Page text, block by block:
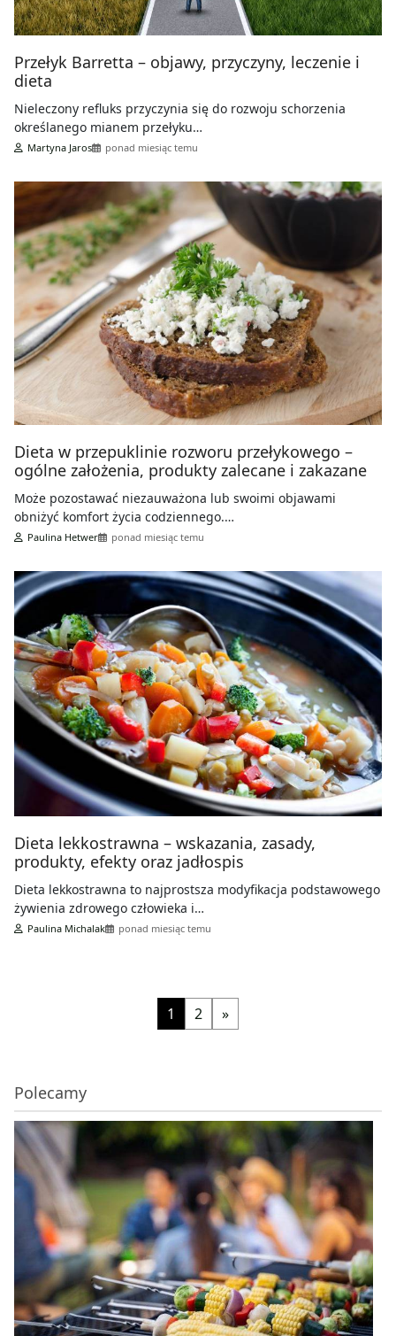
Przełyk Barretta – objawy, przyczyny, leczenie i
dieta
Nieleczony refluks przyczynia się do rozwoju schorzenia
określanego mianem przełyku…
Martyna Jaros ponad miesiąc temu
Dieta w przepuklinie rozworu przełykowego –
ogólne założenia, produkty zalecane i zakazane
Może pozostawać niezauważona lub swoimi objawami
obniżyć komfort życia codziennego.…
Paulina Hetwer ponad miesiąc temu
Dieta lekkostrawna – wskazania, zasady,
produkty, efekty oraz jadłospis
Dieta lekkostrawna to najprostsza modyfikacja podstawowego
żywienia zdrowego człowieka i…
Paulina Michalak ponad miesiąc temu
1 2 »
Polecamy